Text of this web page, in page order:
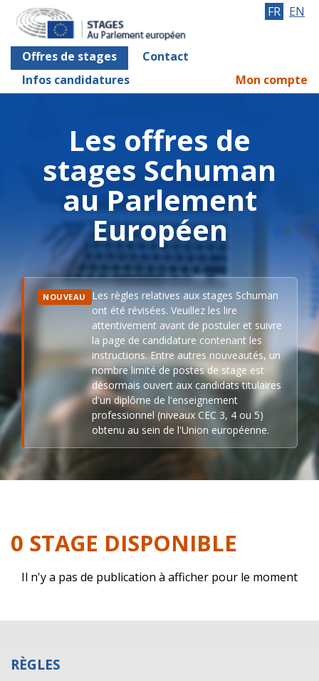
Offres de stages
Contact
Infos candidatures
FR EN
Mon compte
Les offres de
stages Schuman
au Parlement
Européen
NOUVEAU
Les règles relatives aux stages Schuman
ont été révisées. Veuillez les lire
attentivement avant de postuler et suivre
la page de candidature contenant les
instructions. Entre autres nouveautés, un
nombre limité de postes de stage est
désormais ouvert aux candidats titulaires
d'un diplôme de l'enseignement
professionnel (niveaux CEC 3, 4 ou 5)
obtenu au sein de l'Union européenne.
0 STAGE DISPONIBLE
Il n'y a pas de publication à afficher pour le moment
RÈGLES